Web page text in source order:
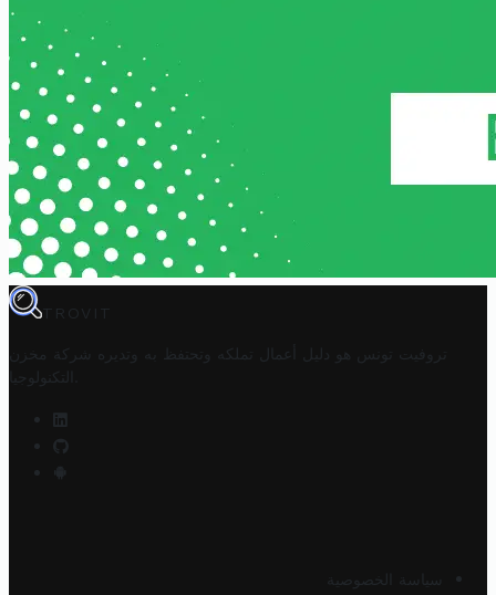
TROVIT
تروفيت تونس هو دليل أعمال تملكه وتحتفظ به وتديره
شركة مخزن
التكنولوجيا
سياسة الخصوصية